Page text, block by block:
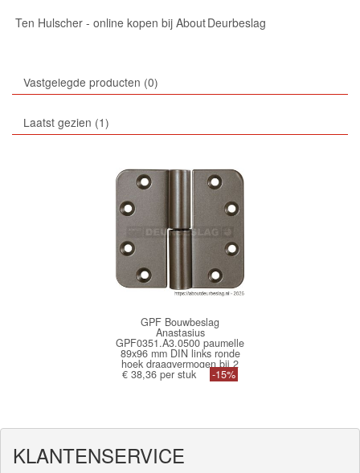
Ten Hulscher - online kopen bij About Deurbeslag
Vastgelegde producten 0
Laatst gezien 1
GPF Bouwbeslag
Anastasius
GPF0351.A3.0500 paumelle
89x96 mm DIN links ronde
hoek draagvermogen bij 2
stuks 80 kg hardstalen
kogel Mocca blend
€ 38,36 per stuk -15%
KLANTENSERVICE